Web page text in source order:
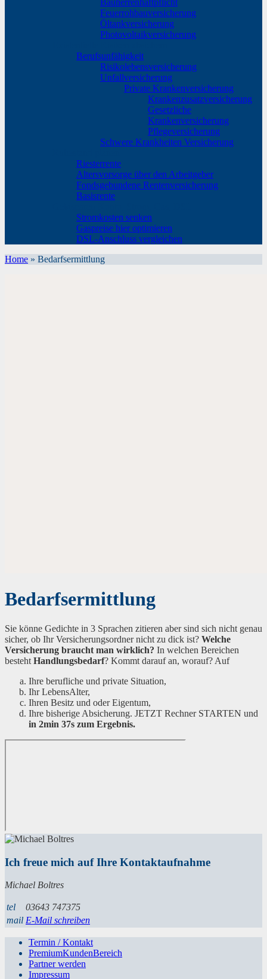
Bauherrenhaftpflicht
Feuerrohbauversicherung
Öltankversicherung
Photovoltaikversicherung
Berufsunfähigkeit
Risikolebensversicherung
Unfallversicherung
Private Krankenversicherung
Krankenzusatzversicherung
Gesetzliche
Krankenversicherung
Pflegeversicherung
Schwere Krankheiten Versicherung
Riesterrente
Altersvorsorge über den Arbeitgeber
Fondsgebundene Rentenversicherung
Basisrente
Stromkosten senken
Gaspreise hier optimieren
DSL-Anschluss vergleichen
Home » Bedarfsermittlung
Bedarfsermittlung
Sie könne Gedichte in 3 Sprachen zitieren aber sind sich nicht genau
sicher, ob Ihr Versicherungsordner nicht zu dick ist? Welche
Versicherung braucht man wirklich? In welchen Bereichen
besteht Handlungsbedarf? Kommt darauf an, worauf? Auf
Ihre berufliche und private Situation,
Ihr LebensAlter,
Ihren Besitz und oder Eigentum,
Ihre bisherige Absicherung. JETZT Rechner STARTEN und
in 2min 37s zum Ergebnis.
Ich freue mich auf Ihre Kontaktaufnahme
Michael Boltres
tel
03643 747375
mail E-Mail schreiben
Termin / Kontakt
PremiumKundenBereich
Partner werden
Impressum